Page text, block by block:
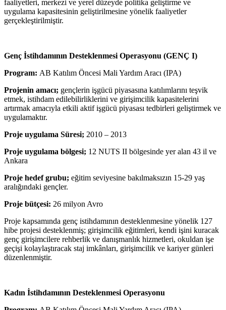
faaliyetleri, merkezi ve yerel düzeyde politika geliştirme ve
uygulama kapasitesinin geliştirilmesine yönelik faaliyetler
gerçekleştirilmiştir.
Genç İstihdamının Desteklenmesi Operasyonu (GENÇ I)
Program: AB Katılım Öncesi Mali Yardım Aracı (IPA)
Projenin amacı; gençlerin işgücü piyasasına katılımlarını teşvik
etmek, istihdam edilebilirliklerini ve girişimcilik kapasitelerini
artırmak amacıyla etkili aktif işgücü piyasası tedbirleri geliştirmek ve
uygulamaktır.
Proje uygulama Süresi; 2010 – 2013
Proje uygulama bölgesi; 12 NUTS II bölgesinde yer alan 43 il ve
Ankara
Proje hedef grubu; eğitim seviyesine bakılmaksızın 15-29 yaş
aralığındaki gençler.
Proje bütçesi: 26 milyon Avro
Proje kapsamında genç istihdamının desteklenmesine yönelik 127
hibe projesi desteklenmiş; girişimcilik eğitimleri, kendi işini kuracak
genç girişimcilere rehberlik ve danışmanlık hizmetleri, okuldan işe
geçişi kolaylaştıracak staj imkânları, girişimcilik ve kariyer günleri
düzenlenmiştir.
Kadın İstihdamının Desteklenmesi Operasyonu